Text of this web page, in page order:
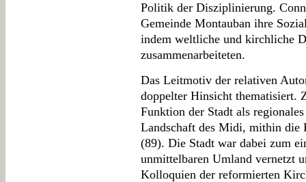
Politik der Disziplinierung.
Gemeinde Montauban ihre
indem weltliche und kirchliche
zusammenarbeiteten.
Das Leitmotiv der relativen
doppelter Hinsicht thematisiert.
Funktion der Stadt als
Landschaft des Midi, mithin die
(89). Die Stadt war dabei zum
unmittelbaren Umland vernetzt
Kolloquien der reformierten